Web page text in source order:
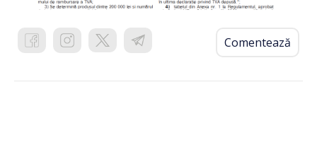
Comentează